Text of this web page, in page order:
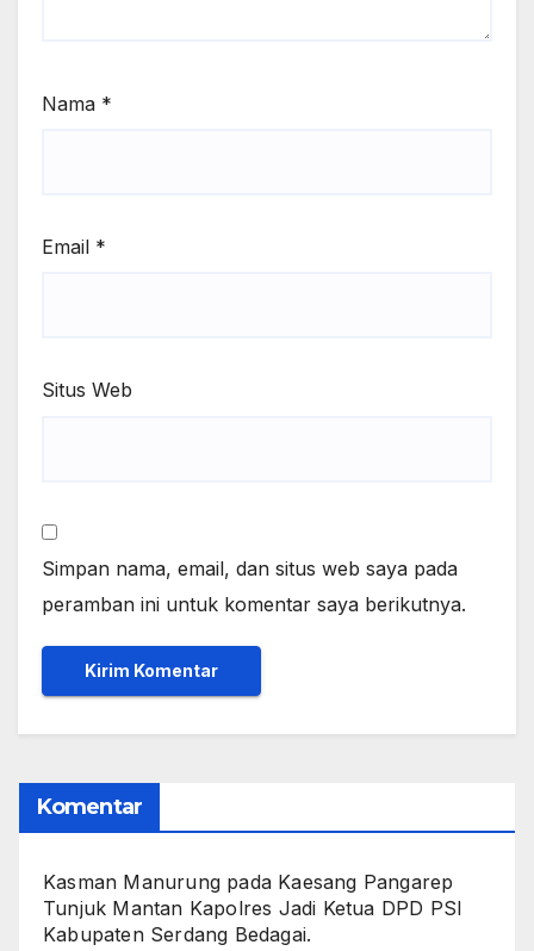
Nama *
Email *
Situs Web
Simpan nama, email, dan situs web saya pada
peramban ini untuk komentar saya berikutnya.
Komentar
Kasman Manurung pada Kaesang Pangarep
Tunjuk Mantan Kapolres Jadi Ketua DPD PSI
Kabupaten Serdang Bedagai. ‎ ‎